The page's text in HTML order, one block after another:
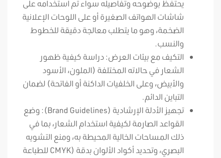
يحتفظ بوضوحه وتفاصيله سواء تم استخدامه على
شاشات الهواتف الصغيرة أو على اللوحات الإعلانية
الضخمة، وهو ما يتطلب معالجة دقيقة للخطوط
والنسب.
التكيف مع بيئات العرض: دراسة كيفية ظهور
الشعار في حالاته المختلفة (الملون، الأسود
والأبيض، وعلى الخلفيات الداكنة أو الفاتحة) لضمان
التباين الدائم.
تجهيز الأدلة الإرشادية (Brand Guidelines): وضع
القواعد الصارمة لكيفية استخدام الشعار، بما في
ذلك المساحات الخالية المحيطة به، ومنع التشويه
البصري، وتحديد أكواد الألوان بدقة (CMYK للطباعة